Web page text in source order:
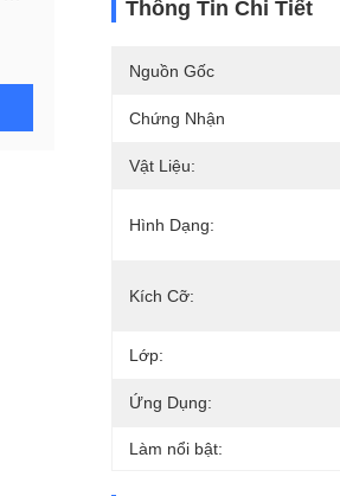
Thông Tin Chi Tiết
Nguồn Gốc
Chứng Nhận
Vật Liệu:
Hình Dạng:
Kích Cỡ:
Lớp:
Ứng Dụng:
Làm nổi bật: